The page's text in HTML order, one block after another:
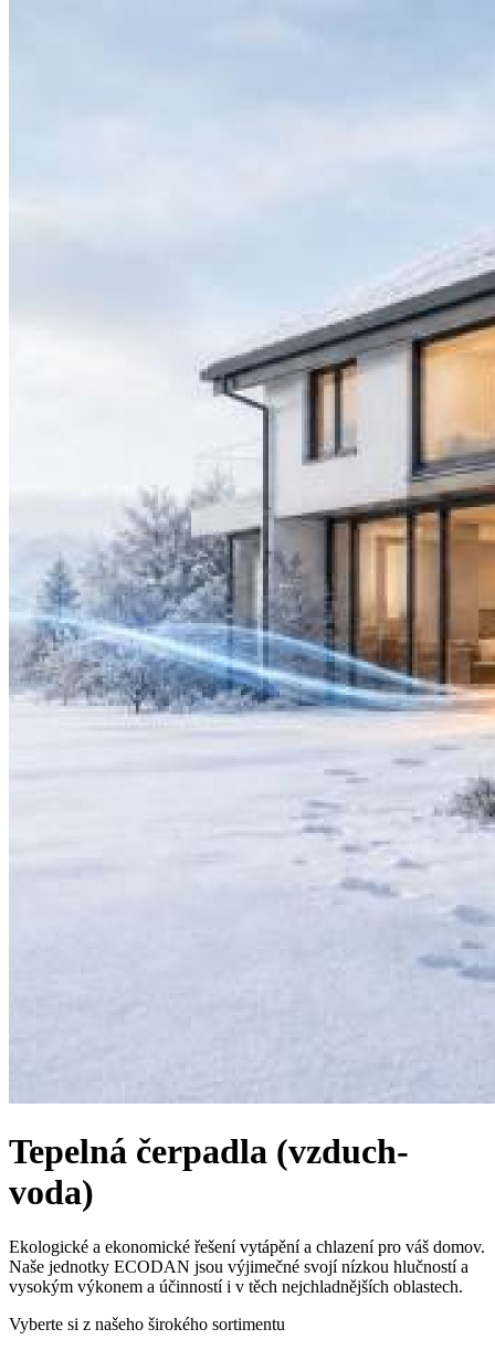
Tepelná čerpadla (vzduch-
voda)
Ekologické a ekonomické řešení vytápění a chlazení pro váš domov.
Naše jednotky ECODAN jsou výjimečné svojí nízkou hlučností a
vysokým výkonem a účinností i v těch nejchladnějších oblastech.
Vyberte si z našeho širokého sortimentu